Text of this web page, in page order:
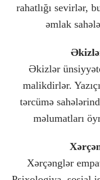
rahatlığı sevirlər,
əmlak
Əkizlər
malikdirlər.
tərcümə
məlumatları
Xərçənglər